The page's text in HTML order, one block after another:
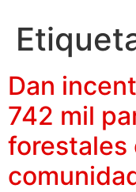
Dan
742 mil
forestales